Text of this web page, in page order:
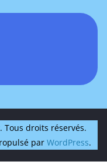
. Tous droits réservés.